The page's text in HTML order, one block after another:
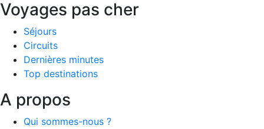
Voyages pas cher
Séjours
Circuits
Dernières minutes
Top destinations
A propos
Qui sommes-nous ?